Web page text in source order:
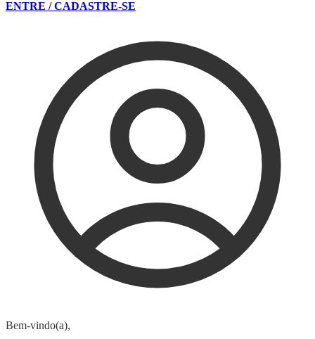
ENTRE / CADASTRE-SE
Bem-vindo(a),